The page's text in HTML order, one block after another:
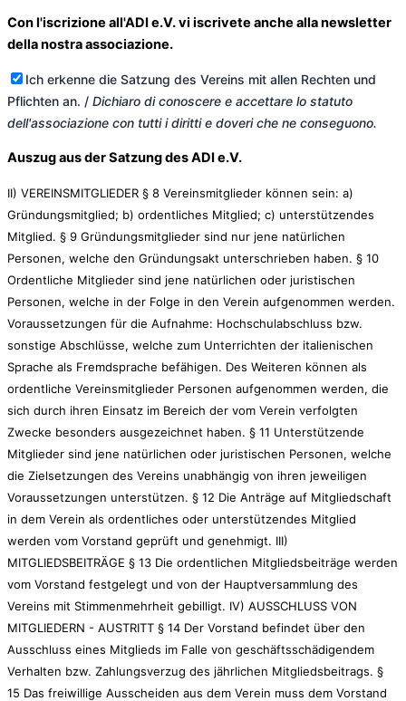
Con l'iscrizione all'ADI e.V. vi iscrivete anche alla newsletter
della nostra associazione.
Ich erkenne die Satzung des Vereins mit allen Rechten und
Pflichten an. / Dichiaro di conoscere e accettare lo statuto
dell'associazione con tutti i diritti e doveri che ne conseguono.
Auszug aus der Satzung des ADI e.V.
II) VEREINSMITGLIEDER § 8 Vereinsmitglieder können sein: a)
Gründungsmitglied; b) ordentliches Mitglied; c) unterstützendes
Mitglied. § 9 Gründungsmitglieder sind nur jene natürlichen
Personen, welche den Gründungsakt unterschrieben haben. § 10
Ordentliche Mitglieder sind jene natürlichen oder juristischen
Personen, welche in der Folge in den Verein aufgenommen werden.
Voraussetzungen für die Aufnahme: Hochschulabschluss bzw.
sonstige Abschlüsse, welche zum Unterrichten der italienischen
Sprache als Fremdsprache befähigen. Des Weiteren können als
ordentliche Vereinsmitglieder Personen aufgenommen werden, die
sich durch ihren Einsatz im Bereich der vom Verein verfolgten
Zwecke besonders ausgezeichnet haben. § 11 Unterstützende
Mitglieder sind jene natürlichen oder juristischen Personen, welche
die Zielsetzungen des Vereins unabhängig von ihren jeweiligen
Voraussetzungen unterstützen. § 12 Die Anträge auf Mitgliedschaft
in dem Verein als ordentliches oder unterstützendes Mitglied
werden vom Vorstand geprüft und genehmigt. III)
MITGLIEDSBEITRÄGE § 13 Die ordentlichen Mitgliedsbeiträge werden
vom Vorstand festgelegt und von der Hauptversammlung des
Vereins mit Stimmenmehrheit gebilligt. IV) AUSSCHLUSS VON
MITGLIEDERN - AUSTRITT § 14 Der Vorstand befindet über den
Ausschluss eines Mitglieds im Falle von geschäftsschädigendem
Verhalten bzw. Zahlungsverzug des jährlichen Mitgliedsbeitrags. §
15 Das freiwillige Ausscheiden aus dem Verein muss dem Vorstand